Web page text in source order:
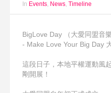
In Events, News, Timeline
BigLove Day （大愛同盟音樂
- Make Love Your Big Day
這段日子，本地平權運動風
剛 開展！